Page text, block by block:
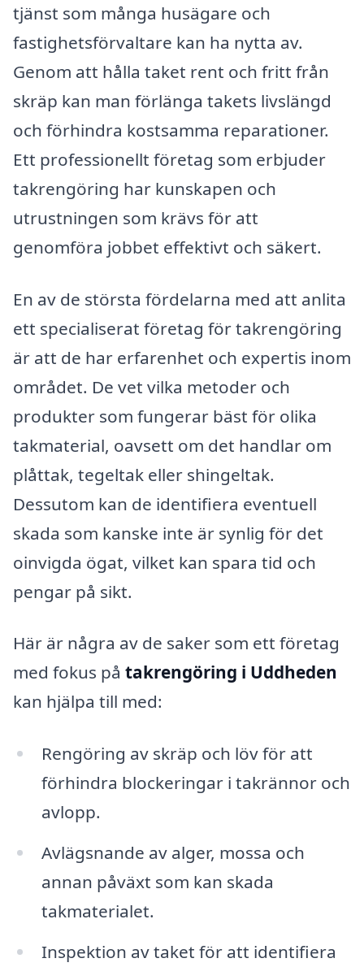
tjänst som många husägare och
fastighetsförvaltare kan ha nytta av.
Genom att hålla taket rent och fritt från
skräp kan man förlänga takets livslängd
och förhindra kostsamma reparationer.
Ett professionellt företag som erbjuder
takrengöring har kunskapen och
utrustningen som krävs för att
genomföra jobbet effektivt och säkert.
En av de största fördelarna med att anlita
ett specialiserat företag för takrengöring
är att de har erfarenhet och expertis inom
området. De vet vilka metoder och
produkter som fungerar bäst för olika
takmaterial, oavsett om det handlar om
plåttak, tegeltak eller shingeltak.
Dessutom kan de identifiera eventuell
skada som kanske inte är synlig för det
oinvigda ögat, vilket kan spara tid och
pengar på sikt.
Här är några av de saker som ett företag
med fokus på takrengöring i Uddheden
kan hjälpa till med:
Rengöring av skräp och löv för att
förhindra blockeringar i takrännor och
avlopp.
Avlägsnande av alger, mossa och
annan påväxt som kan skada
takmaterialet.
Inspektion av taket för att identifiera